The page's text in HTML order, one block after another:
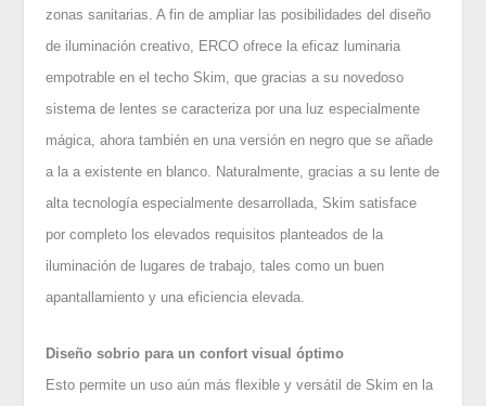
zonas sanitarias. A fin de ampliar las posibilidades del diseño
de iluminación creativo, ERCO ofrece la eficaz luminaria
empotrable en el techo Skim, que gracias a su novedoso
sistema de lentes se caracteriza por una luz especialmente
mágica, ahora también en una versión en negro que se añade
a la a existente en blanco. Naturalmente, gracias a su lente de
alta tecnología especialmente desarrollada, Skim satisface
por completo los elevados requisitos planteados de la
iluminación de lugares de trabajo, tales como un buen
apantallamiento y una eficiencia elevada.
Diseño sobrio para un confort visual óptimo
Esto permite un uso aún más flexible y versátil de Skim en la